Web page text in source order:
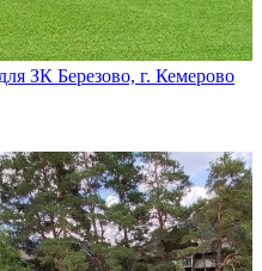
ЗК Березово, г. Кемерово